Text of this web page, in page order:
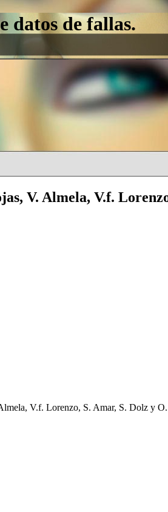
datos de fallas.
V. Almela, V.f.
V.f. Lorenzo, S. Amar, S. Dolz y